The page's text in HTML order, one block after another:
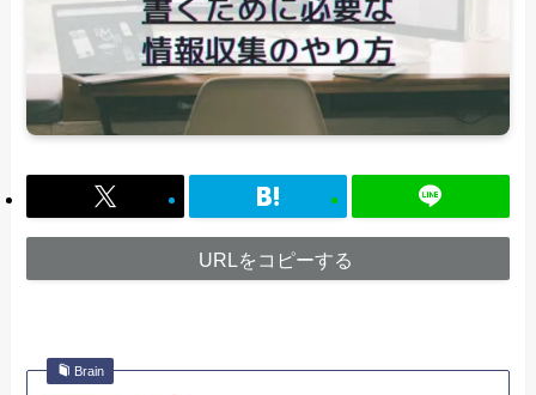
URLをコピーする
Brain